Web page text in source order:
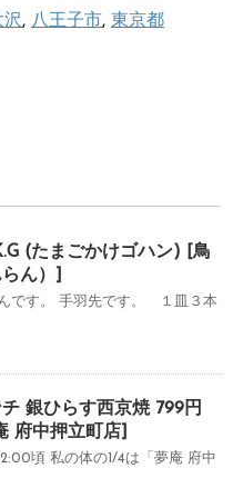
, 八王子市, 東京都
(たまごかけゴハン) [鳥
ん）]
です。 手羽先です。 １皿３本
銀ひらす西京焼 799円
府中押立町店]
頃 私の体の1/4は「夢庵 府中